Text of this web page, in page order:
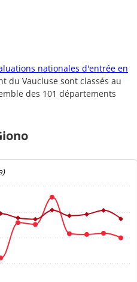
nationales d'entrée en
du Vaucluse sont classés au
des 101 départements